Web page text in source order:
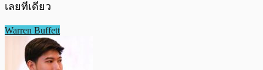
เลยทีเดียว
Warren Buffett